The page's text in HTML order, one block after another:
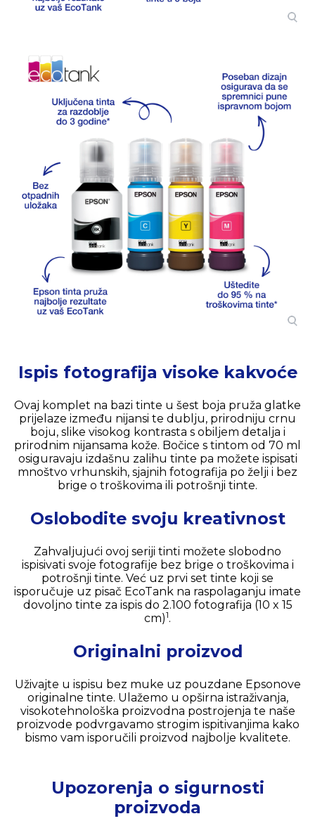
Ispis fotografija visoke kakvoće
Ovaj komplet na bazi tinte u šest boja pruža glatke
prijelaze između nijansi te dublju, prirodniju crnu
boju, slike visokog kontrasta s obiljem detalja i
prirodnim nijansama kože. Bočice s tintom od 70 ml
osiguravaju izdašnu zalihu tinte pa možete ispisati
mnoštvo vrhunskih, sjajnih fotografija po želji i bez
brige o troškovima ili potrošnji tinte.
Oslobodite svoju kreativnost
Zahvaljujući ovoj seriji tinti možete slobodno
ispisivati svoje fotografije bez brige o troškovima i
potrošnji tinte. Već uz prvi set tinte koji se
isporučuje uz pisač EcoTank na raspolaganju imate
dovoljno tinte za ispis do 2.100 fotografija (10 x 15
cm)1.
Originalni proizvod
Uživajte u ispisu bez muke uz pouzdane Epsonove
originalne tinte. Ulažemo u opširna istraživanja,
visokotehnološka proizvodna postrojenja te naše
proizvode podvrgavamo strogim ispitivanjima kako
bismo vam isporučili proizvod najbolje kvalitete.
Upozorenja o sigurnosti
proizvoda